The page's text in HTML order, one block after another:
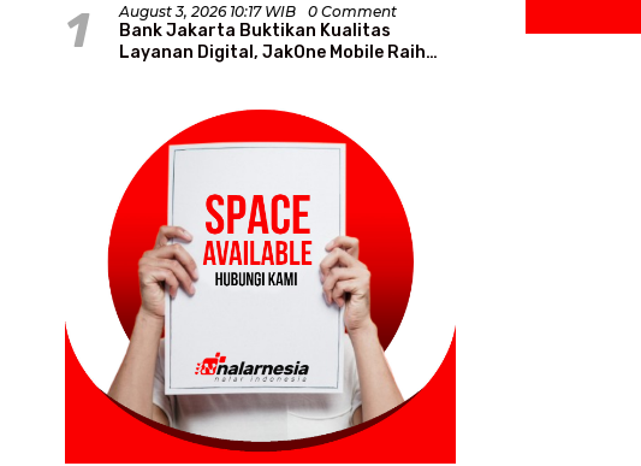
1 August 3, 2026 10:17 WIB 0 Comment
Bank Jakarta Buktikan Kualitas
Layanan Digital, JakOne Mobile Raih